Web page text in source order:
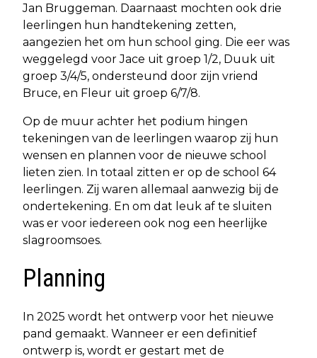
Jan Bruggeman. Daarnaast mochten ook drie
leerlingen hun handtekening zetten,
aangezien het om hun school ging. Die eer was
weggelegd voor Jace uit groep 1/2, Duuk uit
groep 3/4/5, ondersteund door zijn vriend
Bruce, en Fleur uit groep 6/7/8.
Op de muur achter het podium hingen
tekeningen van de leerlingen waarop zij hun
wensen en plannen voor de nieuwe school
lieten zien. In totaal zitten er op de school 64
leerlingen. Zij waren allemaal aanwezig bij de
ondertekening. En om dat leuk af te sluiten
was er voor iedereen ook nog een heerlijke
slagroomsoes.
Planning
In 2025 wordt het ontwerp voor het nieuwe
pand gemaakt. Wanneer er een definitief
ontwerp is, wordt er gestart met de